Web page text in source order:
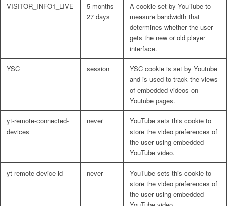
VISITOR_INFO1_LIVE
5 months
27 days
A cookie set by YouTube to
measure bandwidth that
determines whether the user
gets the new or old player
interface.
YSC session
YSC cookie is set by Youtube
and is used to track the views
of embedded videos on
Youtube pages.
yt-remote-connected-
devices
never
YouTube sets this cookie to
store the video preferences of
the user using embedded
YouTube video.
yt-remote-device-id never
YouTube sets this cookie to
store the video preferences of
the user using embedded